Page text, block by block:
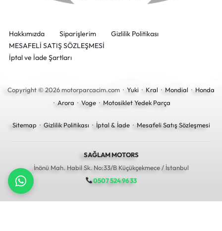
Hakkımızda Siparişlerim
Gizlilik Politikası
MESAFELİ SATIŞ SÖZLEŞMESİ
İptal ve İade Şartları
Copyright © 2026 motorparcacim.com · Yuki · Kral · Mondial · Honda
· Arora · Voge· Motosiklet Yedek Parça
Sitemap · Gizlilik Politikası · İptal & İade· Mesafeli Satış Sözleşmesi
SAĞLAM MOTORS
İnönü Mah. Habil Sk. No:33/B Küçükçekmece / İstanbul
0507 524 96 33